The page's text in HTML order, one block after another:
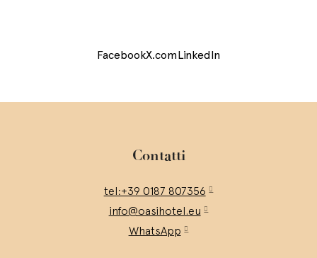
FacebookX.comLinkedIn
Contatti
tel:+39 0187 807356
info@oasihotel.eu
WhatsApp